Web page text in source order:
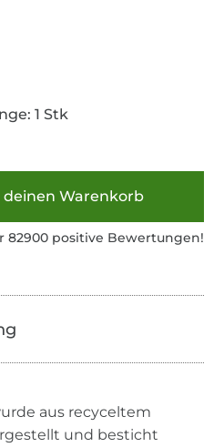
1 Stk
deinen Warenkorb
82900 positive Bewertungen!
aus recyceltem
und besticht